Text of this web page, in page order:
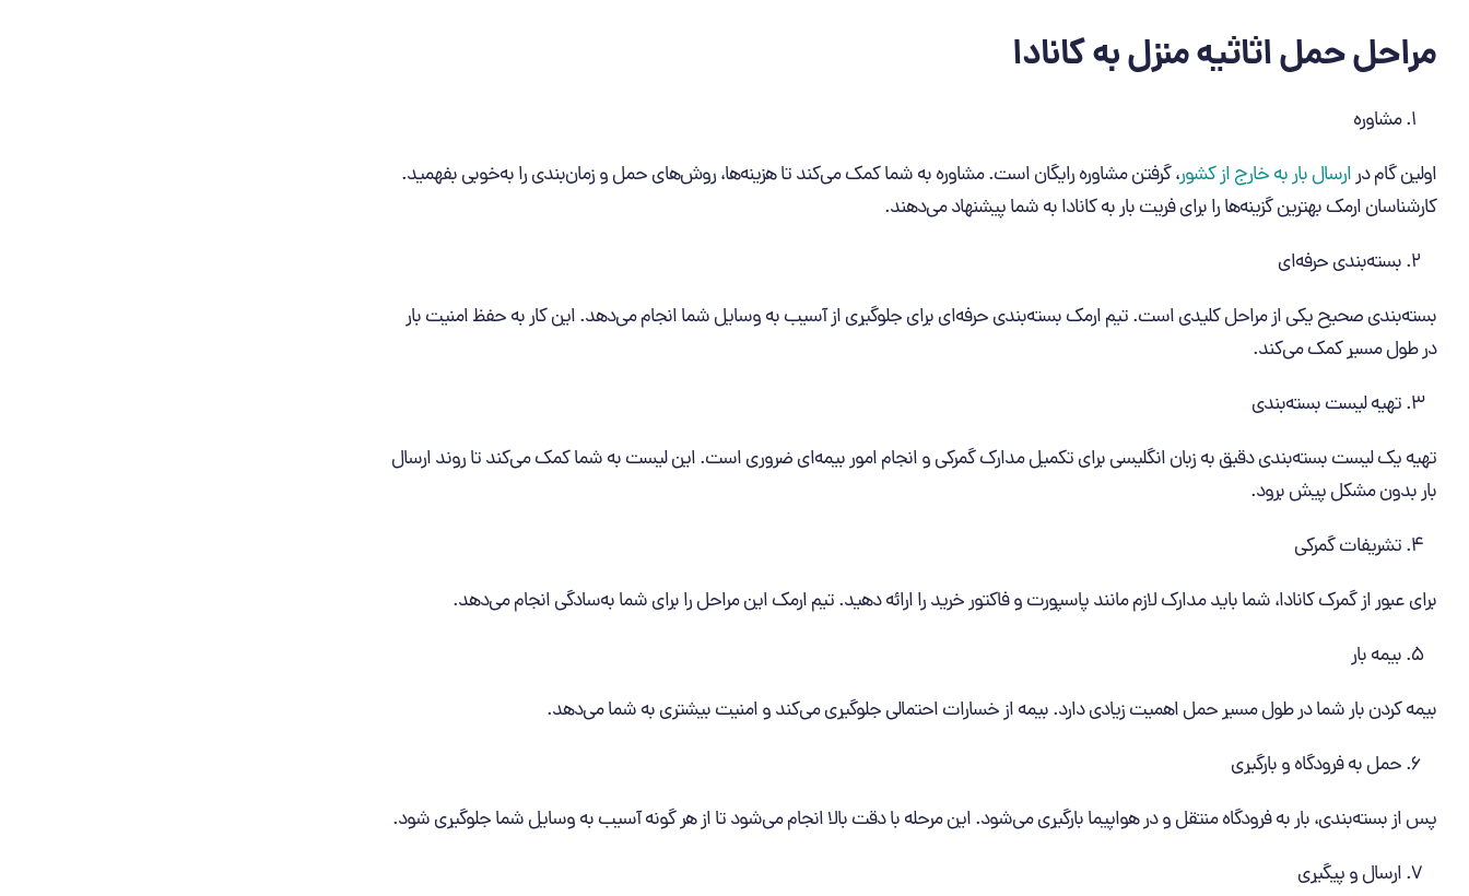
مراحل حمل اثاثیه منزل به کانادا
مشاوره
اولین گام درارسال بار به خارج از کشور، گرفتن مشاوره رایگان است. مشاوره به شما کمک می‌کند تا هزینه‌ها، روش‌های حمل و زمان‌بندی را به‌خوبی بفهمید.
کارشناسان ارمک بهترین گزینه‌ها را برای فریت بار به کانادا به شما پیشنهاد می‌دهند.
بسته‌بندی حرفه‌ای
بسته‌بندی صحیح یکی از مراحل کلیدی است. تیم ارمک بسته‌بندی حرفه‌ای برای جلوگیری از آسیب به وسایل شما انجام می‌دهد. این کار به حفظ امنیت بار
در طول مسیر کمک می‌کند.
تهیه لیست بسته‌بندی
تهیه یک لیست بسته‌بندی دقیق به زبان انگلیسی برای تکمیل مدارک گمرکی و انجام امور بیمه‌ای ضروری است. این لیست به شما کمک می‌کند تا روند ارسال
بار بدون مشکل پیش برود.
تشریفات گمرکی
برای عبور از گمرک کانادا، شما باید مدارک لازم مانند پاسپورت و فاکتور خرید را ارائه دهید. تیم ارمک این مراحل را برای شما به‌سادگی انجام می‌دهد.
بیمه بار
بیمه کردن بار شما در طول مسیر حمل اهمیت زیادی دارد. بیمه از خسارات احتمالی جلوگیری می‌کند و امنیت بیشتری به شما می‌دهد.
حمل به فرودگاه و بارگیری
پس از بسته‌بندی، بار به فرودگاه منتقل و در هواپیما بارگیری می‌شود. این مرحله با دقت بالا انجام می‌شود تا از هر گونه آسیب به وسایل شما جلوگیری شود.
ارسال و پیگیری